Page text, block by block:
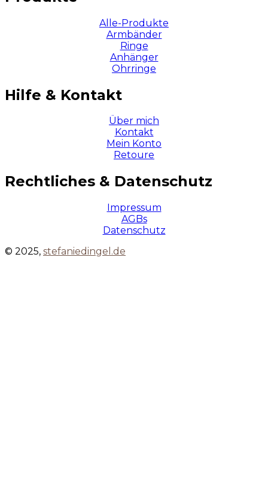
Alle-Produkte
Armbänder
Ringe
Anhänger
Ohrringe
Hilfe & Kontakt
Über mich
Kontakt
Mein Konto
Retoure
Rechtliches & Datenschutz
Impressum
AGBs
Datenschutz
© 2025, stefaniedingel.de